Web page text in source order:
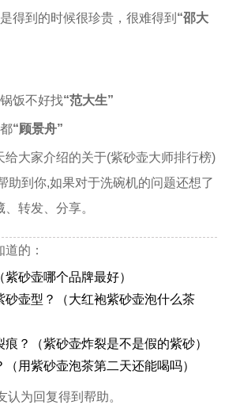
得到的时候很珍贵，很难得到 “邵大
饭不好找“范大生”
“顾景舟”
给大家介绍的关于(紫砂壶大师排行榜)
助到你,如果对于洗碗机的问题还想了
转发、分享。
的：
砂壶哪个品牌最好）
砂壶型？（大红袍紫砂壶泡什么茶
？（紫砂壶炸裂是不是假的紫砂）
用紫砂壶泡茶第二天还能喝吗）
认为回复得到帮助。